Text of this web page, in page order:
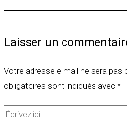
Laisser un
Votre adresse e-mail ne sera pas
obligatoires sont indiqués avec *
Écrivez